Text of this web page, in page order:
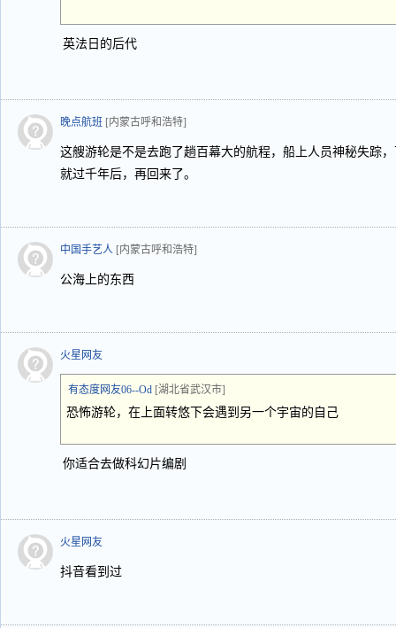
英法日的后代
晚点航班 [内蒙古呼和浩特]
这艘游轮是不是去跑了趟百幕大的航程，船上人员神秘失踪
就过千年后，再回来了。
中国手艺人 [内蒙古呼和浩特]
公海上的东西
火星网友
有态度网友06--Od [湖北省武汉市]
恐怖游轮，在上面转悠下会遇到另一个宇宙的自己
你适合去做科幻片编剧
火星网友
抖音看到过